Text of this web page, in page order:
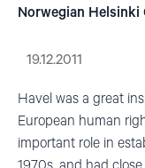
Norwegian Helsinki
19.12.2011
Havel was a great
European human
important role in